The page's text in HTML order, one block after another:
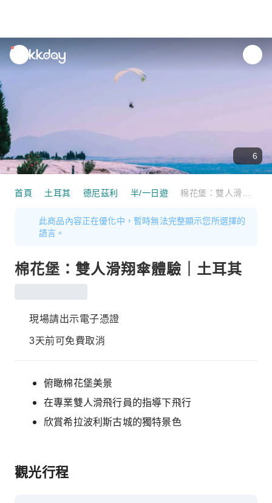
unread
notifications
6
首頁 土耳其 德尼茲利 半/一日遊
此商品內容正在優化中，暫時無法完整顯示您所選擇的
語言。
棉花堡：雙人滑翔傘體驗｜土耳其
現場請出示電子憑證
3天前可免費取消
俯瞰棉花堡美景
在專業雙人滑飛行員的指導下飛行
欣賞希拉波利斯古城的獨特景色
觀光行程